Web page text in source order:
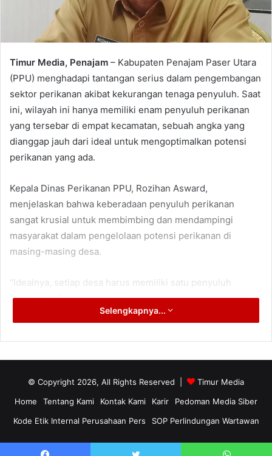
Timur Media, Penajam – Kabupaten Penajam Paser Utara
(PPU) menghadapi tantangan serius dalam pengembangan
sektor perikanan akibat kekurangan tenaga penyuluh. Saat
ini, wilayah ini hanya memiliki enam penyuluh perikanan
yang tersebar di empat kecamatan, sebuah angka yang
dianggap jauh dari ideal untuk mengoptimalkan potensi
perikanan yang ada.
Kepala Dinas Perikanan PPU, Rozihan Asward,
menjelaskan bahwa keberadaan penyuluh perikanan
sangat krusial untuk membimbing dan mendampingi
masyarakat dalam pengelolaan potensi perikanan di
masing-masing desa.
“Idealnya, setiap desa harus memiliki satu penyuluh
perikanan. Dengan demikian, mereka dapat memberikan
bimbingan dalam budidaya perikanan dan membantu
Namun, keterbatasan jumlah penyuluh menjadi kendala
yang signifikan. Saat ini, dengan hanya enam penyuluh
memadai kepada masyarakat.
Selengkapnya...
© Copyright 2026, All Rights Reserved |
Timur Media
Home
Tentang Kami Kontak Kami Karir
Pedoman Media Siber
Kode Etik Internal Perusahaan Pers
SOP Perlindungan Wartawan